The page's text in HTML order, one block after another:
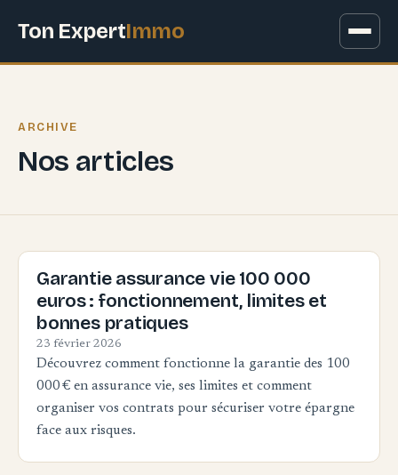
Ton ExpertImmo
ARCHIVE
Nos articles
Garantie assurance vie 100 000
euros : fonctionnement, limites et
bonnes pratiques
23 février 2026
Découvrez comment fonctionne la garantie des 100
000 € en assurance vie, ses limites et comment
organiser vos contrats pour sécuriser votre épargne
face aux risques.